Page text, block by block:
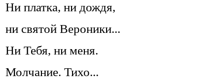
Ни платка, ни дождя,
ни святой Вероники...
Ни Тебя, ни меня.
Молчание. Тихо...